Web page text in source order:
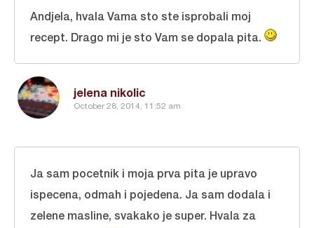
jelena nikolic
October 28, 2014, 11:52 am
Andjela, hvala Vama sto ste isprobali moj
recept. Drago mi je sto Vam se dopala pita.
Ja sam pocetnik i moja prva pita je upravo
ispecena, odmah i pojedena. Ja sam dodala i
zelene masline, svakako je super. Hvala za